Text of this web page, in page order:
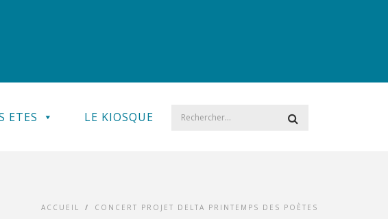
ETES LE KIOSQUE
ACCUEIL / CONCERT PROJET DELTA PRINTEMPS DES POÈTES